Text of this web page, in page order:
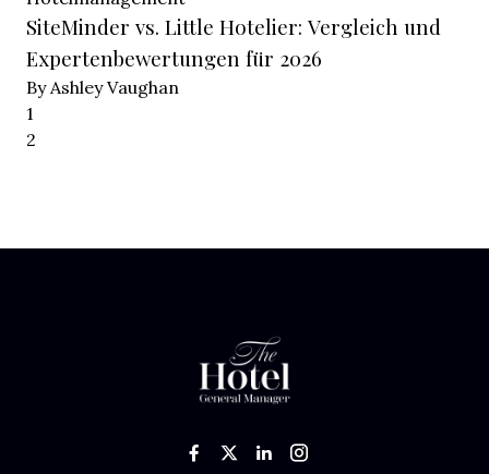
SiteMinder vs. Little Hotelier: Vergleich und
Expertenbewertungen für 2026
By Ashley Vaughan
1
2
Like us on Facebook
Follow us on Twitter
Add us on LinkedIn
Follow us on